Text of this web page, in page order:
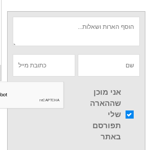
אני מוכן
שההארה
שלי
תפורסם
באתר